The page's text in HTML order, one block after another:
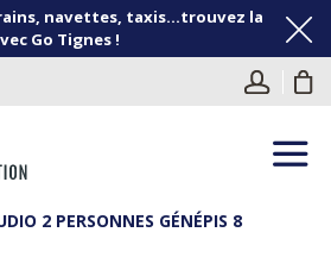
navettes, taxis...trouvez la
Go Tignes !
2 PERSONNES GÉNÉPIS 8